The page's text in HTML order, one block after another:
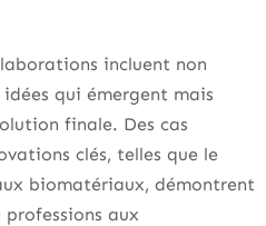
incluent non
qui émergent mais
finale. Des cas
clés, telles que le
biomatériaux, démontrent
aux